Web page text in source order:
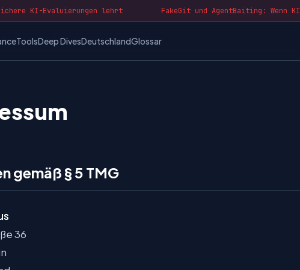
KI-Evaluierungen lehrt FakeGit und AgentBaiting: Wenn
ToolsDeep DivesDeutschlandGlossar
gemäß § 5 TMG
36